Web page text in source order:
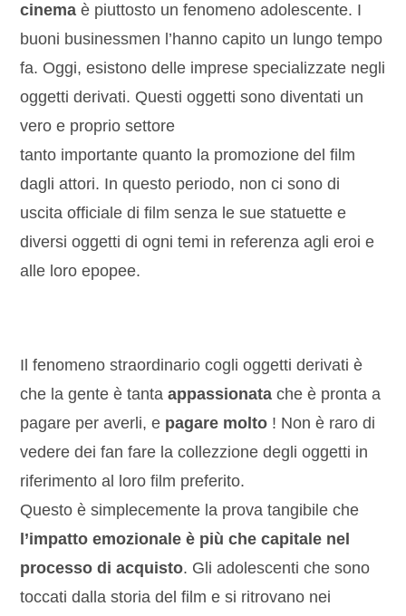
cinema è piuttosto un fenomeno adolescente. I
buoni businessmen l’hanno capito un lungo tempo
fa. Oggi, esistono delle imprese specializzate negli
oggetti derivati. Questi oggetti sono diventati un
vero e proprio settore
tanto importante quanto la promozione del film
dagli attori. In questo periodo, non ci sono di
uscita officiale di film senza le sue statuette e
diversi oggetti di ogni temi in referenza agli eroi e
alle loro epopee.
Il fenomeno straordinario cogli oggetti derivati è
che la gente è tantaappassionata che è pronta a
pagare per averli, e pagare molto ! Non è raro di
vedere dei fan fare la collezzione degli oggetti in
riferimento al loro film preferito.
Questo è simplecemente la prova tangibile che
l’impatto emozionale è più che capitale nel
processo di acquisto. Gli adolescenti che sono
toccati dalla storia del film e si ritrovano nei